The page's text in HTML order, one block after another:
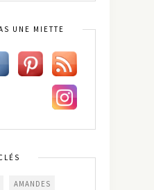
UNE MIETTE
AMANDES